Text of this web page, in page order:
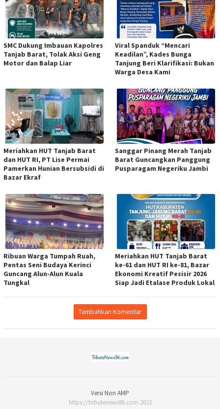
SMC Dukung Imbauan Kapolres
Tanjab Barat, Tolak Aksi Geng
Motor dan Balap Liar
Viral Spanduk “Mencari
Keadilan”, Kades Bunga
Tanjung Beri Klarifikasi: Bukan
Warga Desa Kami
Meriahkan HUT Tanjab Barat
dan HUT RI, PT Lise Permai
Pamerkan Hunian Bersubsidi di
Bazar Ekraf
Sanggar Pinang Merah Tanjab
Barat Guncangkan Panggung
Pusparagam Negeriku Jambi
Ribuan Warga Tumpah Ruah,
Pentas Seni Budaya Kerinci
Guncang Alun-Alun Kuala
Tungkal
Meriahkan HUT Tanjab Barat
ke-61 dan HUT RI ke-81, Bazar
Ekonomi Kreatif Pesisir 2026
Siap Jadi Etalase Produk Lokal
Tambahkan Komentar
Versi Non AMP
https://tributenews86.com 2022